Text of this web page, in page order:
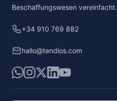
Beschaffungswesen vereinfacht.
+34 910 769 882
hallo@tendios.com
WhatsApp
Instagram
X LinkedIn
YouTube